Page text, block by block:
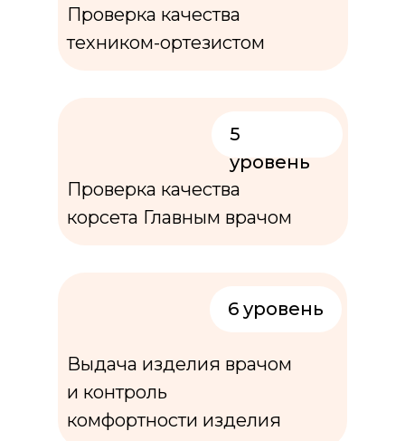
Проверка качества
техником-ортезистом
5
уровень
Проверка качества
корсета Главным врачом
6 уровень
Выдача изделия врачом
и контроль
комфортности изделия